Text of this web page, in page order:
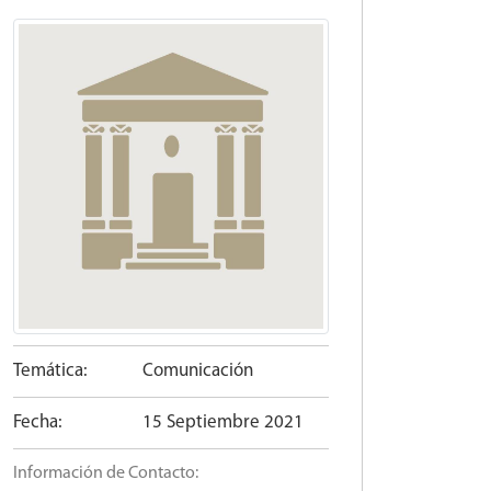
Temática: Comunicación
Fecha: 15 Septiembre 2021
Información de Contacto: